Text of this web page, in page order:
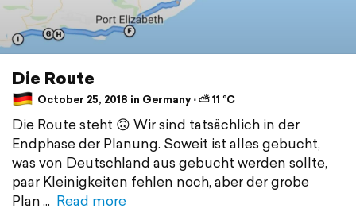
Die Route
October 25, 2018 in Germany ⋅ ⛅ 11 °C
Die Route steht 🙃 Wir sind tatsächlich in der
Endphase der Planung. Soweit ist alles gebucht,
was von Deutschland aus gebucht werden sollte,
paar Kleinigkeiten fehlen noch, aber der grobe
Plan
Read more